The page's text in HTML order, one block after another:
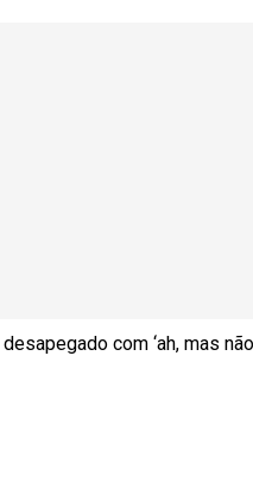
com ‘ah, mas